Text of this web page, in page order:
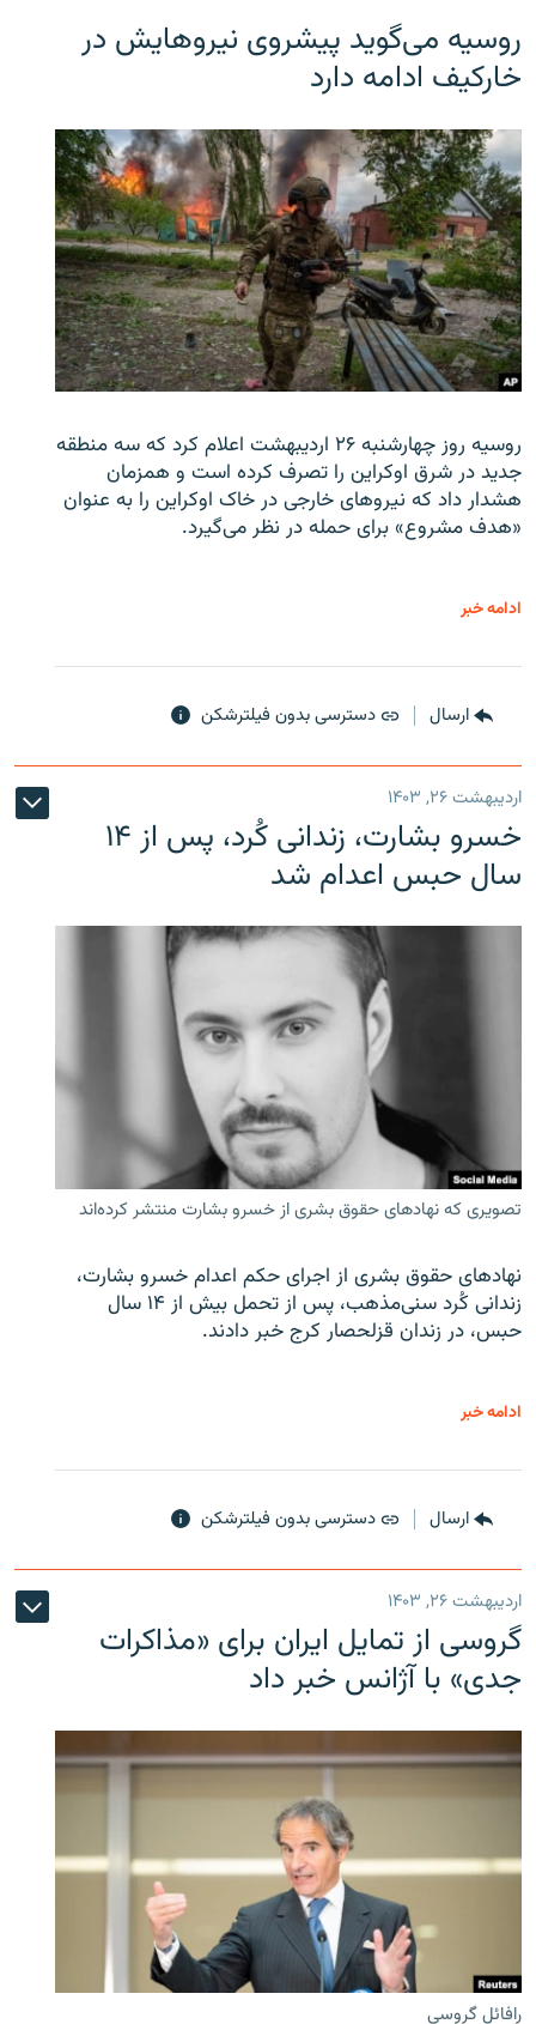
روسیه می‌گوید پیشروی نیروهایش در
خارکیف ادامه دارد
روسیه روز چهارشنبه ۲۶ اردیبهشت اعلام کرد که سه منطقه
جدید در شرق اوکراین را تصرف کرده است و همزمان
هشدار داد که نیروهای خارجی در خاک اوکراین را به عنوان
«هدف مشروع» برای حمله در نظر می‌گیرد.
ادامه خبر
ارسال دسترسی بدون فیلترشکن
اردیبهشت ۲۶, ۱۴۰۳
خسرو بشارت، زندانی کُرد، پس از ۱۴
سال حبس اعدام شد
تصویری که نهادهای حقوق بشری از خسرو بشارت منتشر کرده‌اند
نهادهای حقوق بشری از اجرای حکم اعدام خسرو بشارت،
زندانی کُرد سنی‌مذهب، پس از تحمل بیش از ۱۴ سال
حبس، در زندان قزلحصار کرج خبر دادند.
ادامه خبر
ارسال دسترسی بدون فیلترشکن
اردیبهشت ۲۶, ۱۴۰۳
گروسی از تمایل ایران برای «مذاکرات
جدی» با آژانس خبر داد
رافائل گروسی